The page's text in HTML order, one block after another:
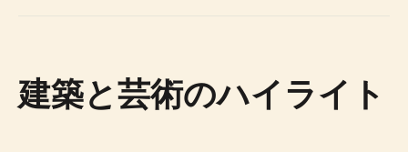
建築と芸術のハイライト